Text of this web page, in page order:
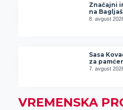
Značajni
na
8. avgust
Sasa
za
7. avgust
VREMENSKA